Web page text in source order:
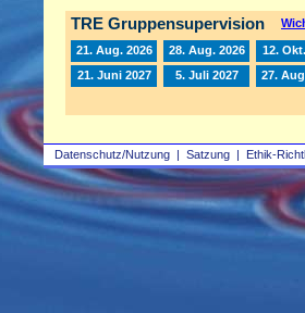
Datenschutz/Nutzung | Satzung | Ethik-
TRE Gruppensupervision
21. Aug. 2026 28. Aug. 2026 12.
21. Juni 2027
5. Juli 2027 27.